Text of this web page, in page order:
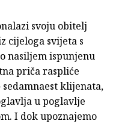
svoju obitelj
cijeloga svijeta s
nasiljem ispunjenu
priča raspliće
klijenata,
u poglavlje
I dok upoznajemo